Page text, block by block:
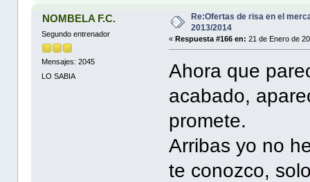
NOMBELA F.C.
Segundo entrenador
Mensajes: 2045
LO SABIA
Re:Ofertas de risa en el
2013/2014
«Respuesta #166 en: 21 de Enero de
Ahora que
acabado,
promete.
Arribas yo no
te conozco,